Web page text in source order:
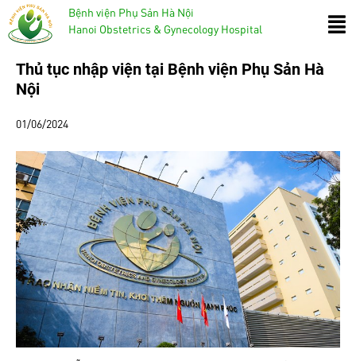
Bệnh viện Phụ Sản Hà Nội
Hanoi Obstetrics & Gynecology Hospital
Thủ tục nhập viện tại Bệnh viện Phụ Sản Hà
Nội
01/06/2024